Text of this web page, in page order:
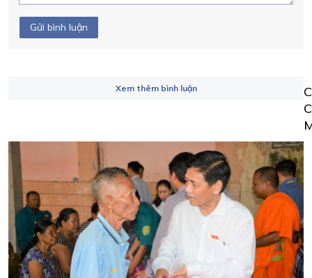
Gửi bình luận
Xem thêm bình luận